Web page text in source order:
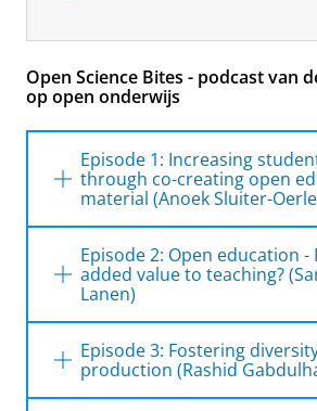
Open Science Bites - podcast van
op open onderwijs
Episode 1: Increasing
through co-creating open
material (Anoek Sluiter-
Youth Studies bij de Faculteit
Maatschappijwetenschappen,
op en ervaringen met open
besloot onlangs om open
onderwijsmaterialen te gaan
betrok studenten bij het co-
Episode 2: Open education
added value to teaching?
Lanen)
culturele geografie aan de
Wetenschappen, ontwikkelde
Episode 3: Fostering
production (Rashid